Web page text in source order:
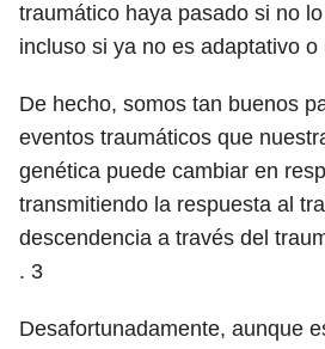
traumático haya pasado si no
incluso si ya no es adaptativo o
De hecho, somos tan buenos
eventos traumáticos que
genética puede cambiar en
transmitiendo la respuesta al
descendencia a través del
. 3
Desafortunadamente, aunque